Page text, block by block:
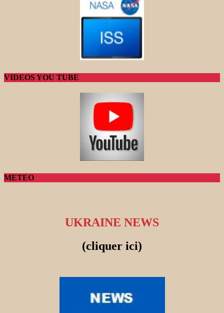
VIDEOS YOU TUBE
METEO
UKRAINE NEWS
(cliquer ici)